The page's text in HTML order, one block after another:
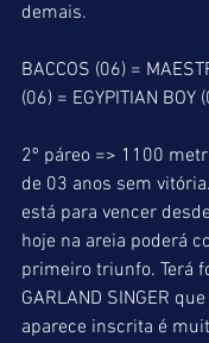
demais.
BACCOS (06) =
(06) = EGYPITIAN BOY
2º páreo => 1100
de 03 anos sem
está para vencer
hoje na areia poderá
primeiro triunfo. Terá
GARLAND SINGER
aparece inscrita é